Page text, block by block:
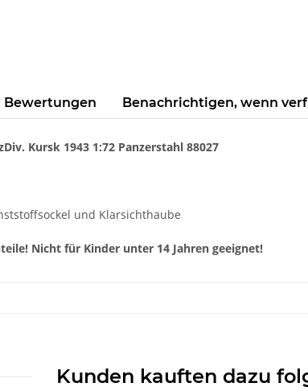
Bewertungen Benachrichtigen, wenn
Kursk 1943 1:72 Panzerstahl 88027
und Klarsichthaube
Nicht für Kinder unter 14 Jahren geeignet!
Kunden kauften dazu